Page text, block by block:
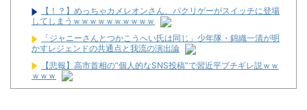
【！？】めっちゃカメレオンさん、パクリゲーがスイッチに登場
してしまうｗｗｗｗｗｗｗｗｗｗ
「ジャニーさんとつかこうへい氏は同じ」少年隊・錦織一清が明
かすレジェンドの共通点と我流の演出論
【悲報】高市首相の“個人的なSNS投稿”で習近平ブチギレ説ｗｗ
ｗｗｗ
【衝撃画像】中学生「先生！水泳で水着になるのイヤです！」先